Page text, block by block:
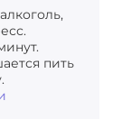
пить